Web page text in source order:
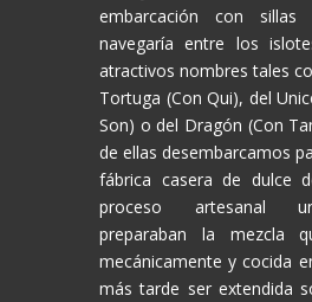
embarcación con sillas
navegaría entre los
atractivos nombres tales
Tortuga (Con Qui), del
Son) o del Dragón (Con
de ellas desembarcamos
fábrica casera de dulce
proceso artesanal
preparaban la mezcla
mecánicamente y cocida
más tarde ser extendida